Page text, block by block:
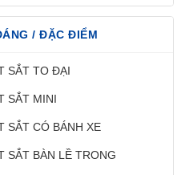
/ ĐẶC ĐIỂM
SẮT TO ĐẠI
SẮT MINI
SẮT CÓ BÁNH XE
SẮT BÀN LỀ TRONG